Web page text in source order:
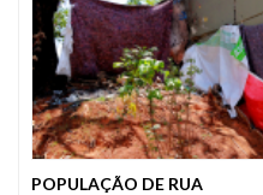
POPULAÇÃO DE RUA